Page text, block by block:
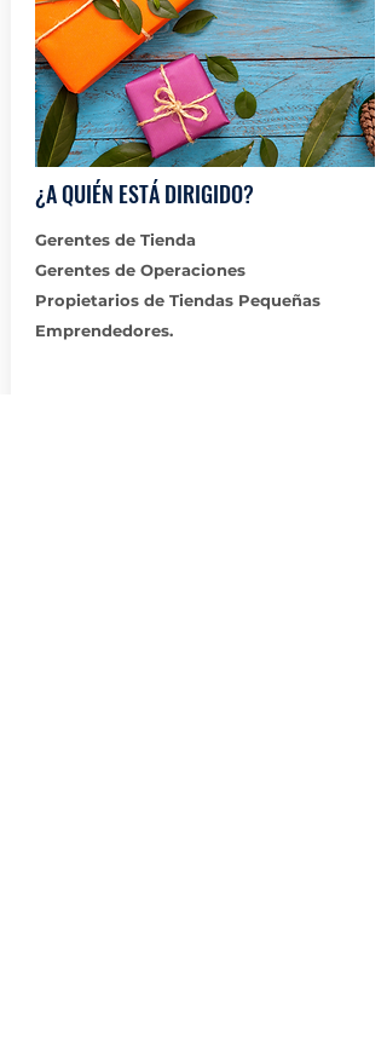
¿A QUIÉN ESTÁ DIRIGIDO?
Gerentes de Tienda
Gerentes de Operaciones
Propietarios de Tiendas Pequeñas
Emprendedores.